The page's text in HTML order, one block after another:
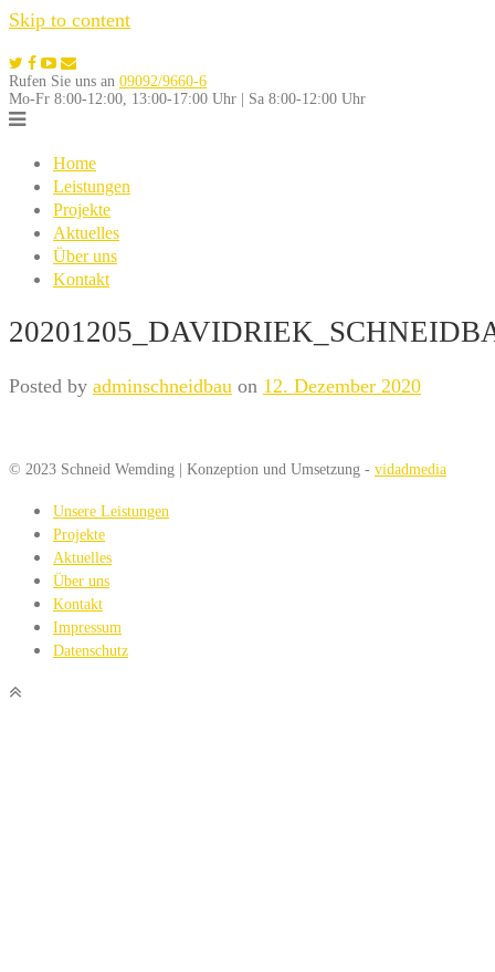
Skip to content
Rufen Sie uns an 09092/9660-6
Mo-Fr 8:00-12:00, 13:00-17:00 Uhr | Sa 8:00-12:00 Uhr
Home
Leistungen
Projekte
Aktuelles
Über uns
Kontakt
Posted by adminschneidbau on 12. Dezember 2020
© 2023 Schneid Wemding | Konzeption und Umsetzung - vidadmedia
Unsere Leistungen
Projekte
Aktuelles
Über uns
Kontakt
Impressum
Datenschutz